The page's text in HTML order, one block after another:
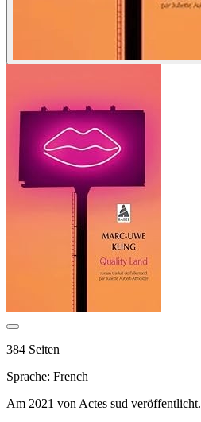
384 Seiten
Sprache: French
Am 2021 von Actes sud veröffentlicht.